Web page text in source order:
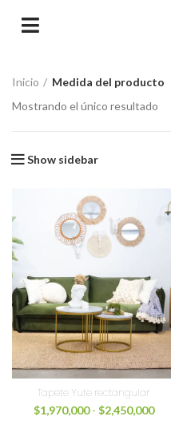
Inicio Medida del producto
Mostrando el único resultado
Show sidebar
Tapete Yute rectangular
$1,970,000 - $2,450,000